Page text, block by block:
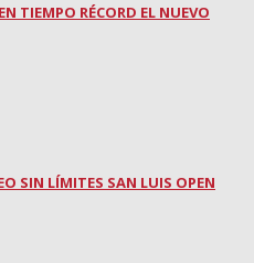
TIEMPO RÉCORD EL NUEVO
SIN LÍMITES SAN LUIS OPEN